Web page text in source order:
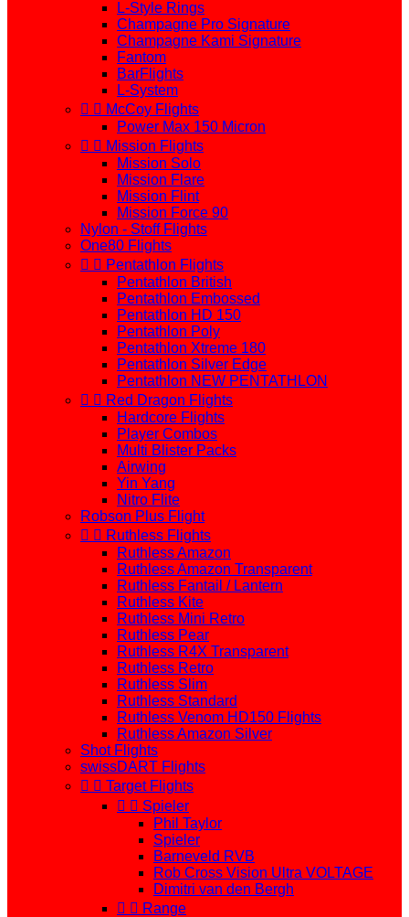
L-Style Rings
Champagne Pro Signature
Champagne Kami Signature
Fantom
BarFlights
L-System
  McCoy Flights
Power Max 150 Micron
  Mission Flights
Mission Solo
Mission Flare
Mission Flint
Mission Force 90
Nylon - Stoff Flights
One80 Flights
  Pentathlon Flights
Pentathlon British
Pentathlon Embossed
Pentathlon HD 150
Pentathlon Poly
Pentathlon Xtreme 180
Pentathlon Silver Edge
Pentathlon NEW PENTATHLON
  Red Dragon Flights
Hardcore Flights
Player Combos
Multi Blister Packs
Airwing
Yin Yang
Nitro Flite
Robson Plus Flight
  Ruthless Flights
Ruthless Amazon
Ruthless Amazon Transparent
Ruthless Fantail / Lantern
Ruthless Kite
Ruthless Mini Retro
Ruthless Pear
Ruthless R4X Transparent
Ruthless Retro
Ruthless Slim
Ruthless Standard
Ruthless Venom HD150 Flights
Ruthless Amazon Silver
Shot Flights
swissDART Flights
  Target Flights
  Spieler
Phil Taylor
Spieler
Barneveld RVB
Rob Cross Vision Ultra VOLTAGE
Dimitri van den Bergh
  Range